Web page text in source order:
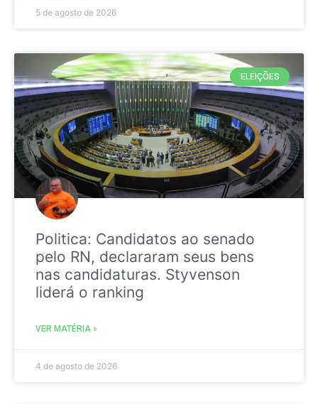
5 de agosto de 2026
ELEIÇÕES
Politica: Candidatos ao senado
pelo RN, declararam seus bens
nas candidaturas. Styvenson
liderá o ranking
VER MATÉRIA »
4 de agosto de 2026